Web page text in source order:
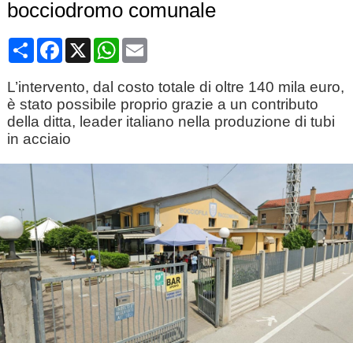
bocciodromo comunale
CondividiFacebook
X WhatsApp
Email
L’intervento, dal costo totale di oltre 140 mila euro,
è stato possibile proprio grazie a un contributo
della ditta, leader italiano nella produzione di tubi
in acciaio